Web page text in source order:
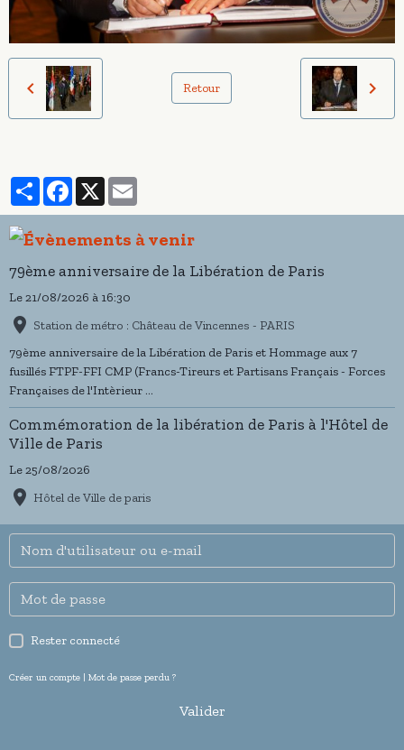
Retour
PartagerFacebook
X
79ème anniversaire de la Libération de Paris
Le 21/08/2026 à 16:30
Station de métro : Château de Vincennes - PARIS
79ème anniversaire de la Libération de Paris et Hommage aux 7
fusillés FTPF-FFI CMP (Francs-Tireurs et Partisans Français - Forces
Françaises de l'Intèrieur ...
Commémoration de la libération de Paris à l'Hôtel de
Ville de Paris
Le 25/08/2026
Hôtel de Ville de paris
Rester connecté
Créer un compte | Mot de passe perdu ?
Valider